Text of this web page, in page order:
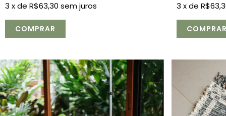
3 x de R$63,30 sem juros
3 x de